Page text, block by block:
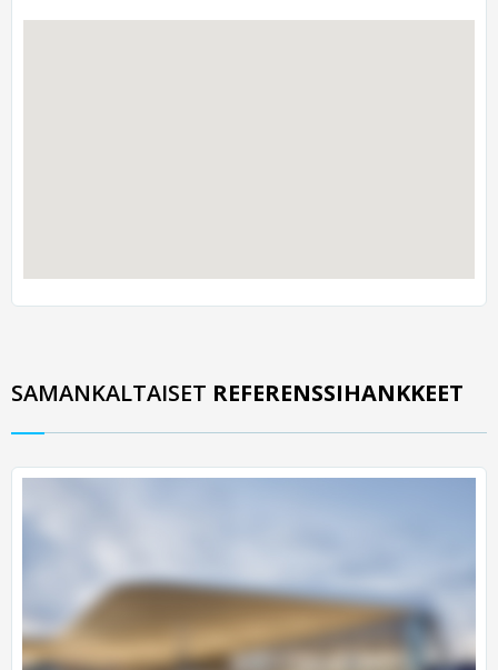
SAMANKALTAISET REFERENSSIHANKKEET